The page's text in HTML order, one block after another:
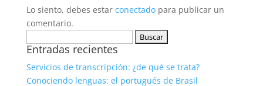
Lo siento, debes estar conectadopara publicar un
comentario.
Entradas recientes
Servicios de transcripción: ¿de qué se trata?
Conociendo lenguas: el portugués de Brasil